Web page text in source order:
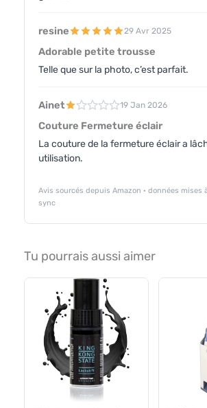
resine 29 Avr 2025
Adorable petite trousse
Telle que sur la photo, c’est parfait.
Ainet 19 Jan 2026
Couture Fermeture éclair
La couture de la fermeture éclair a
utilisation.
Avis sourcés depuis Amazon · données mises
sync
Tu pourrais aussi aimer